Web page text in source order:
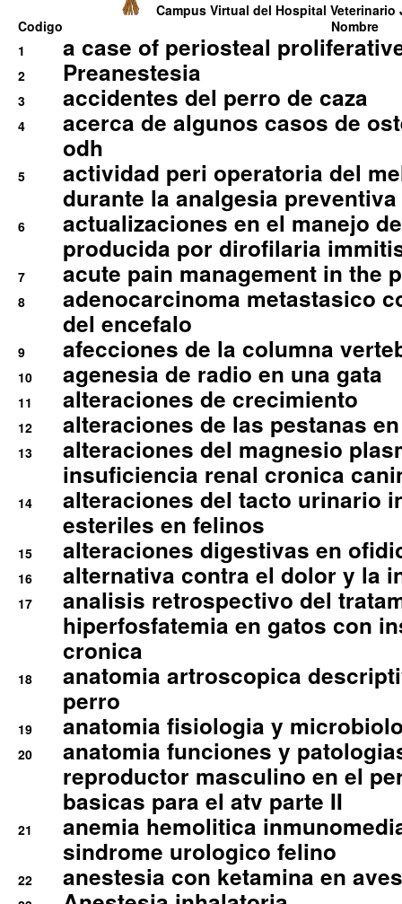
Campus Virtual del Hospital Veterinario
Codigo
Nombre
1
a case of periosteal
2 Preanestesia
3 accidentes del perro de caza
4
acerca de algunos casos de
odh
5
actividad peri operatoria del
durante la analgesia
6
actualizaciones en el manejo
producida por dirofilaria
7 acute pain management in the
8
adenocarcinoma metastasico
del encefalo
9 afecciones de la columna
10 agenesia de radio en una gata
11 alteraciones de crecimiento
12 alteraciones de las pestanas
13
alteraciones del magnesio
insuficiencia renal cronica
14
alteraciones del tacto urinario
esteriles en felinos
15 alteraciones digestivas en
16 alternativa contra el dolor y la
17
analisis retrospectivo del
hiperfosfatemia en gatos con
cronica
18
anatomia artroscopica
perro
19 anatomia fisiologia y
20
anatomia funciones y
reproductor masculino en el
basicas para el atv parte II
21
anemia hemolitica
sindrome urologico felino
22 anestesia con ketamina en